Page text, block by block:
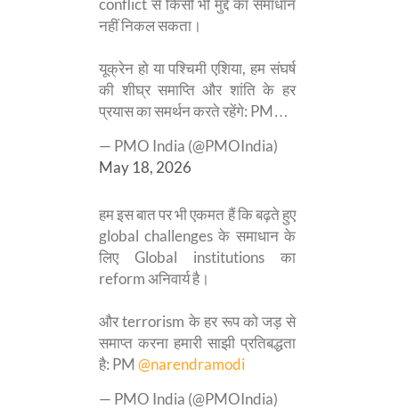
conflict से किसी भी मुद्दे का समाधान
नहीं निकल सकता।
यूक्रेन हो या पश्चिमी एशिया, हम संघर्ष
की शीघ्र समाप्ति और शांति के हर
प्रयास का समर्थन करते रहेंगे: PM…
— PMO India (@PMOIndia)
May 18, 2026
हम इस बात पर भी एकमत हैं कि बढ़ते हुए
global challenges के समाधान के
लिए Global institutions का
reform अनिवार्य है।
और terrorism के हर रूप को जड़ से
समाप्त करना हमारी साझी प्रतिबद्धता
है: PM@narendramodi
— PMO India (@PMOIndia)